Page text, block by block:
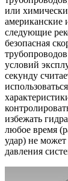
или
американские
следующие
безопасная
условий
секунду
избежать
любое время
удар) не
давления